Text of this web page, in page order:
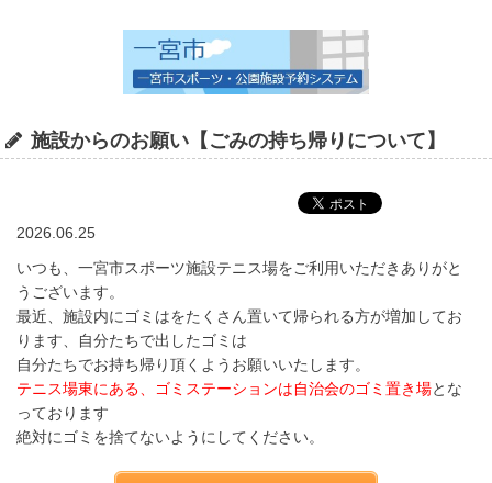
施設からのお願い【ごみの持ち帰りについて】
2026.06.25
いつも、一宮市スポーツ施設テニス場をご利用いただきありがと
うございます。
最近、施設内にゴミはをたくさん置いて帰られる方が増加してお
ります、自分たちで出したゴミは
自分たちでお持ち帰り頂くようお願いいたします。
テニス場東にある、ゴミステーションは自治会のゴミ置き場とな
っております
絶対にゴミを捨てないようにしてください。